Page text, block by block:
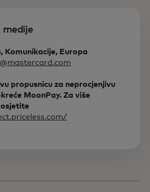
medije
Komunikacije, Europa
propusnicu za neprocjenjivu
MoonPay. Za više